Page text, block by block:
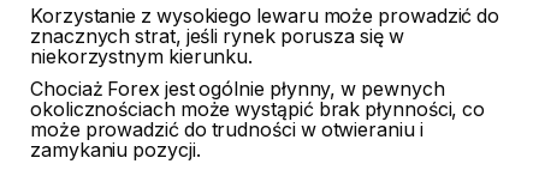
Korzystanie z wysokiego lewaru może prowadzić do
znacznych strat, jeśli rynek porusza się w
niekorzystnym kierunku.
Chociaż Forex jest ogólnie płynny, w pewnych
okolicznościach może wystąpić brak płynności, co
może prowadzić do trudności w otwieraniu i
zamykaniu pozycji.